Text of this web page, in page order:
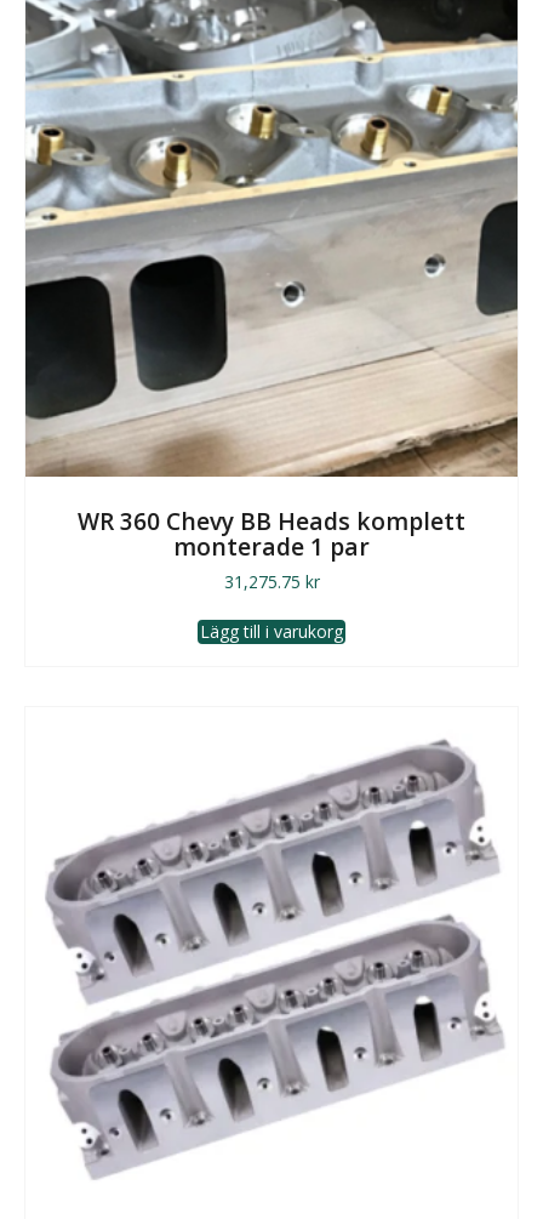
WR 360 Chevy BB Heads komplett
monterade 1 par
31,275.75 kr
Lägg till i varukorg